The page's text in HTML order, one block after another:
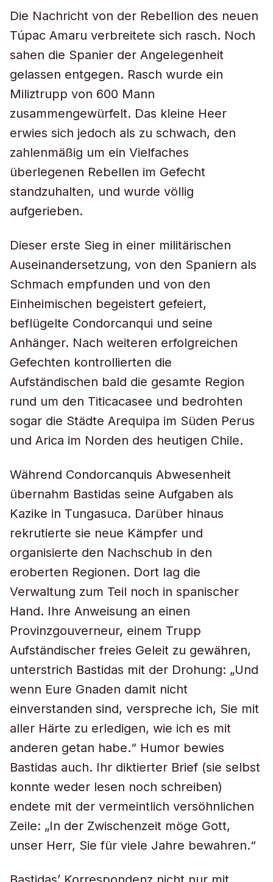
Die Nachricht von der Rebellion des neuen
Túpac Amaru verbreitete sich rasch. Noch
sahen die Spanier der Angelegenheit
gelassen entgegen. Rasch wurde ein
Miliztrupp von 600 Mann
zusammengewürfelt. Das kleine Heer
erwies sich jedoch als zu schwach, den
zahlenmäßig um ein Vielfaches
überlegenen Rebellen im Gefecht
standzuhalten, und wurde völlig
aufgerieben.
Dieser erste Sieg in einer militärischen
Auseinandersetzung, von den Spaniern als
Schmach empfunden und von den
Einheimischen begeistert gefeiert,
beflügelte Condorcanqui und seine
Anhänger. Nach weiteren erfolgreichen
Gefechten kontrollierten die
Aufständischen bald die gesamte Region
rund um den Titicacasee und bedrohten
sogar die Städte Arequipa im Süden Perus
und Arica im Norden des heutigen Chile.
Während Condorcanquis Abwesenheit
übernahm Bastidas seine Aufgaben als
Kazike in Tungasuca. Darüber hinaus
rekrutierte sie neue Kämpfer und
organisierte den Nachschub in den
eroberten Regionen. Dort lag die
Verwaltung zum Teil noch in spanischer
Hand. Ihre Anweisung an einen
Provinzgouverneur, einem Trupp
Aufständischer freies Geleit zu gewähren,
unterstrich Bastidas mit der Drohung: „Und
wenn Eure Gnaden damit nicht
einverstanden sind, verspreche ich, Sie mit
aller Härte zu erledigen, wie ich es mit
anderen getan habe.“ Humor bewies
Bastidas auch. Ihr diktierter Brief (sie selbst
konnte weder lesen noch schreiben)
endete mit der vermeintlich versöhnlichen
Zeile: „In der Zwischenzeit möge Gott,
unser Herr, Sie für viele Jahre bewahren.“